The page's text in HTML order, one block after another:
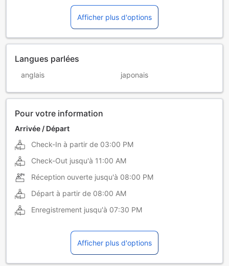
Afficher plus d'options
Langues parlées
anglais japonais
Pour votre information
Arrivée / Départ
Check-In à partir de 03:00 PM
Check-Out jusqu'à 11:00 AM
Réception ouverte jusqu'à 08:00 PM
Départ à partir de 08:00 AM
Enregistrement jusqu'à 07:30 PM
Afficher plus d'options